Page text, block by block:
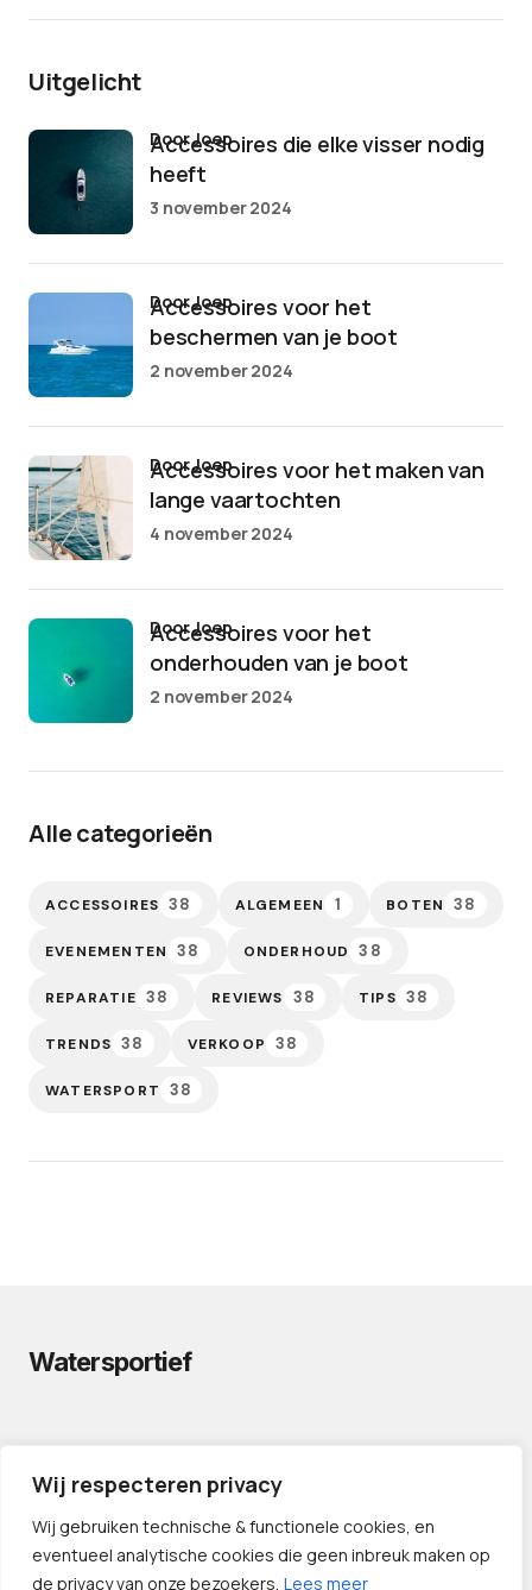
Wij respecteren privacy
Wij gebruiken technische & functionele cookies, en
eventueel analytische cookies die geen inbreuk maken op
de privacy van onze bezoekers. Lees meer
Uitgelicht
Accessoires die elke visser nodig
heeft
door Joep
3 november 2024
Accessoires voor het
beschermen van je boot
door Joep
2 november 2024
Accessoires voor het maken van
lange vaartochten
door Joep
4 november 2024
Accessoires voor het
onderhouden van je boot
door Joep
2 november 2024
Alle categorieën
ACCESSOIRES 38 ALGEMEEN 1 BOTEN 38
EVENEMENTEN 38 ONDERHOUD 38
REPARATIE 38 REVIEWS 38 TIPS 38
TRENDS 38 VERKOOP 38
WATERSPORT 38
Watersportief
CONTACT